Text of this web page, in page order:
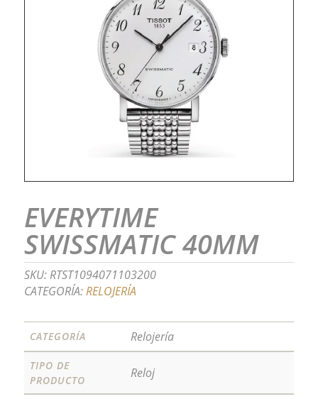
EVERYTIME
SWISSMATIC 40MM
SKU:RTST1094071103200
CATEGORÍA:RELOJERÍA
CATEGORÍA Relojería
TIPO DE
PRODUCTO
Reloj